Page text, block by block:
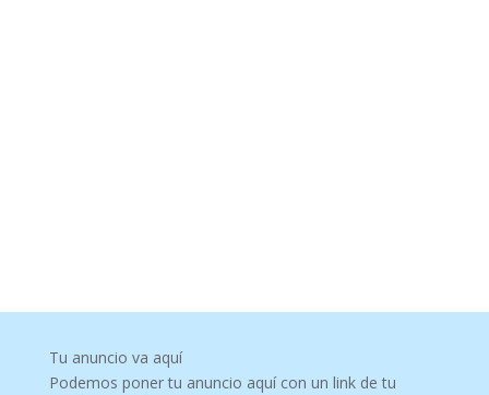
Tu anuncio va aquí
Podemos poner tu anuncio aquí con un link de tu